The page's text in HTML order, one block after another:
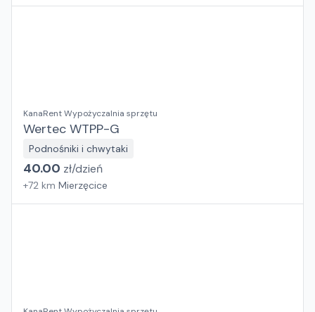
KanaRent Wypożyczalnia sprzętu
Wertec WTPP-G
Podnośniki i chwytaki
40.00 zł/dzień
+72 km Mierzęcice